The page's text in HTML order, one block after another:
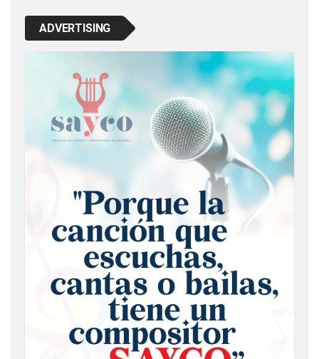
ADVERTISING